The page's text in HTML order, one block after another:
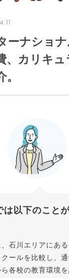
ーナショ
、カリキ
は以下のこと
石川エリアにあ
ールを比較し、
各校の教育環境